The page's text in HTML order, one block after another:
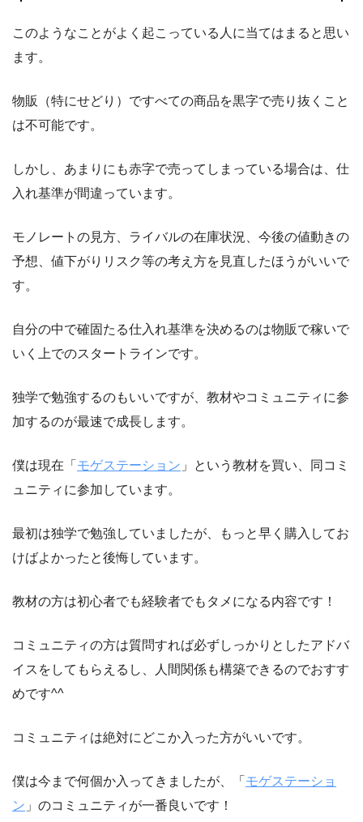
このようなことがよく起こっている人に当てはまると思い
ます。
物販（特にせどり）ですべての商品を黒字で売り抜くこと
は不可能です。
しかし、あまりにも赤字で売ってしまっている場合は、仕
入れ基準が間違っています。
モノレートの見方、ライバルの在庫状況、今後の値動きの
予想、値下がりリスク等の考え方を見直したほうがいいで
す。
自分の中で確固たる仕入れ基準を決めるのは物販で稼いで
いく上でのスタートラインです。
独学で勉強するのもいいですが、教材やコミュニティに参
加するのが最速で成長します。
僕は現在「 モゲステーション 」という教材を買い、同コミ
ュニティに参加しています。
最初は独学で勉強していましたが、もっと早く購入してお
けばよかったと後悔しています。
教材の方は初心者でも経験者でもタメになる内容です！
コミュニティの方は質問すれば必ずしっかりとしたアドバ
イスをしてもらえるし、人間関係も構築できるのでおすす
めです^^
コミュニティは絶対にどこか入った方がいいです。
僕は今まで何個か入ってきましたが、「 モゲステーショ
ン 」のコミュニティが一番良いです！